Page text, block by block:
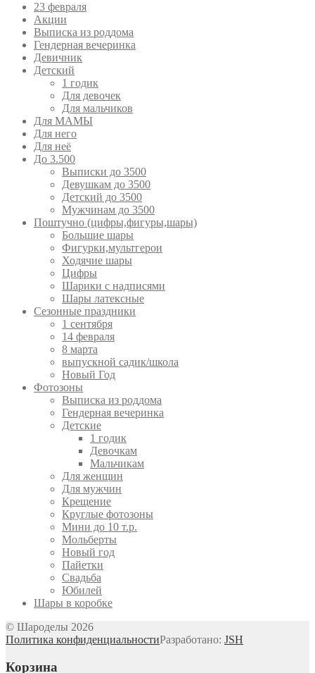
23 февраля
Акции
Выписка из роддома
Гендерная вечеринка
Девичник
Детский
1 годик
Для девочек
Для мальчиков
Для МАМЫ
Для него
Для неё
До 3.500
Выписки до 3500
Девушкам до 3500
Детский до 3500
Мужчинам до 3500
Поштучно (цифры,фигуры,шары)
Большие шары
Фигурки,мультгерои
Ходячие шары
Цифры
Шарики с надписями
Шары латексные
Сезонные праздники
1 сентября
14 февраля
8 марта
выпускной садик/школа
Новый Год
Фотозоны
Выписка из роддома
Гендерная вечеринка
Детские
1 годик
Девочкам
Мальчикам
Для женщин
Для мужчин
Крещение
Круглые фотозоны
Мини до 10 т.р.
Мольберты
Новый год
Пайетки
Свадьба
Юбилей
Шары в коробке
© Шароделы 2026
Политика конфиденциальностиРазработано: JSH
Корзина